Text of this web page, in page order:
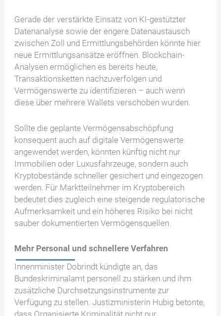
Gerade der verstärkte Einsatz von KI-gestützter
Datenanalyse sowie der engere Datenaustausch
zwischen Zoll und Ermittlungsbehörden könnte hier
neue Ermittlungsansätze eröffnen. Blockchain-
Analysen ermöglichen es bereits heute,
Transaktionsketten nachzuverfolgen und
Vermögenswerte zu identifizieren – auch wenn
diese über mehrere Wallets verschoben wurden.
Sollte die geplante Vermögensabschöpfung
konsequent auch auf digitale Vermögenswerte
angewendet werden, könnten künftig nicht nur
Immobilien oder Luxusfahrzeuge, sondern auch
Kryptobestände schneller gesichert und eingezogen
werden. Für Marktteilnehmer im Kryptobereich
bedeutet dies zugleich eine steigende regulatorische
Aufmerksamkeit und ein höheres Risiko bei nicht
sauber dokumentierten Vermögensquellen.
Mehr Personal und schnellere Verfahren
Innenminister Dobrindt kündigte an, das
Bundeskriminalamt personell zu stärken und ihm
zusätzliche Durchsetzungsinstrumente zur
Verfügung zu stellen. Justizministerin Hubig betonte,